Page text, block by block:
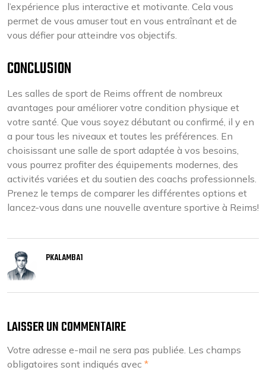
l’expérience plus interactive et motivante. Cela vous
permet de vous amuser tout en vous entraînant et de
vous défier pour atteindre vos objectifs.
CONCLUSION
Les salles de sport de Reims offrent de nombreux
avantages pour améliorer votre condition physique et
votre santé. Que vous soyez débutant ou confirmé, il y en
a pour tous les niveaux et toutes les préférences. En
choisissant une salle de sport adaptée à vos besoins,
vous pourrez profiter des équipements modernes, des
activités variées et du soutien des coachs professionnels.
Prenez le temps de comparer les différentes options et
lancez-vous dans une nouvelle aventure sportive à Reims!
PKALAMBA1
LAISSER UN COMMENTAIRE
Votre adresse e-mail ne sera pas publiée. Les champs
obligatoires sont indiqués avec *